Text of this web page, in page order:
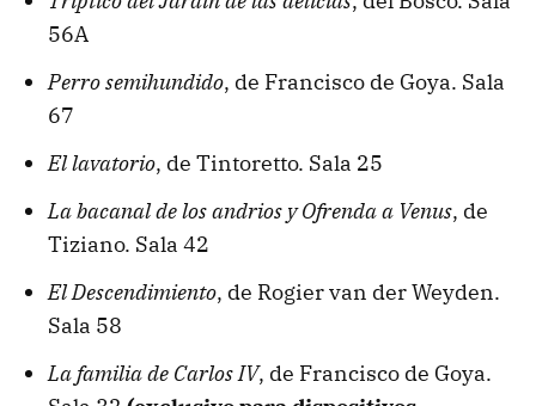
56A
Perro semihundido, de Francisco de Goya. Sala
67
El lavatorio, de Tintoretto. Sala 25
La bacanal de los andrios y Ofrenda a Venus, de
Tiziano. Sala 42
El Descendimiento, de Rogier van der Weyden.
Sala 58
La familia de Carlos IV, de Francisco de Goya.